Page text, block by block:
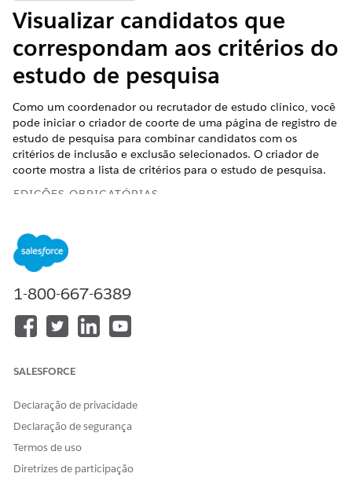
Visualizar candidatos que
correspondam aos critérios do
estudo de pesquisa
Como um coordenador ou recrutador de estudo clínico, você
pode iniciar o criador de coorte de uma página de registro de
estudo de pesquisa para combinar candidatos com os
critérios de inclusão e exclusão selecionados. O criador de
coorte mostra a lista de critérios para o estudo de pesquisa.
EDIÇÕES OBRIGATÓRIAS
Disponível em: Lightning Experience
Disponível em: Edições
Sciences Cloud ou Health Cloud e a licença do
complemento Inscrição de participantes
PERMISSÕES DE USUÁRIO NECESSÁRIAS
monitorar o progresso da
No Iniciador de aplicativos, localize e selecione o
aplicativo de console de
1-800-667-6389
SALESFORCE
Declaração de privacidade
Declaração de segurança
Termos de uso
Diretrizes de participação